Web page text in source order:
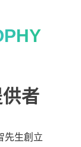
者
先生創立